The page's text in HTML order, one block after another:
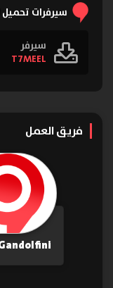
سيرفرات تحميل
سيرفر
T7MEEL
فريق العمل